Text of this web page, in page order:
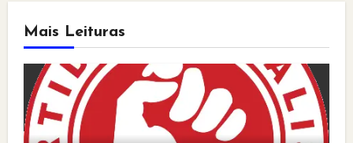
Mais Leituras